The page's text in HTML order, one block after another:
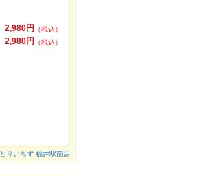
2,980円
（税込）
2,980円
（税込）
とりいちず 福井駅前店